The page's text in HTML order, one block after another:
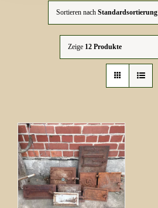
Sortieren nach Standardsortierung
Zeige 12 Produkte